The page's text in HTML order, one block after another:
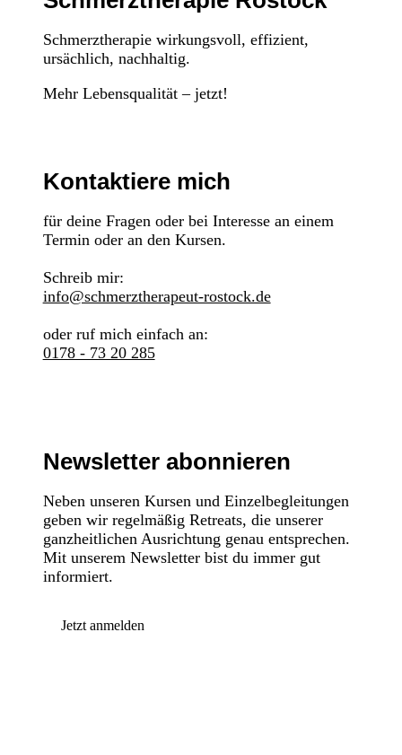
Schmerztherapie wirkungsvoll, effizient,
ursächlich, nachhaltig.
Mehr Lebensqualität – jetzt!
Kontaktiere mich
für deine Fragen oder bei Interesse an einem
Termin oder an den Kursen.
Schreib mir:
info@schmerztherapeut-rostock.de
oder ruf mich einfach an:
0178 - 73 20 285
Newsletter abonnieren
Neben unseren Kursen und Einzelbegleitungen
geben wir regelmäßig Retreats, die unserer
ganzheitlichen Ausrichtung genau entsprechen.
Mit unserem Newsletter bist du immer gut
informiert.
Jetzt anmelden